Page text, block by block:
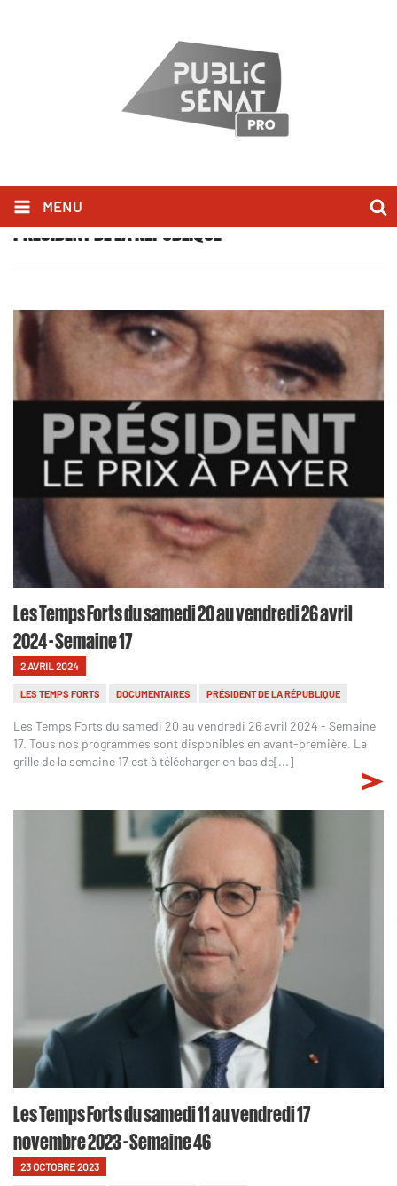
MENU
PRÉSIDENT DE LA RÉPUBLIQUE
Les Temps Forts du samedi 20 au vendredi 26 avril
2024 - Semaine 17
2 AVRIL 2024
LES TEMPS FORTS DOCUMENTAIRES PRÉSIDENT DE LA RÉPUBLIQUE
Les Temps Forts du samedi 20 au vendredi 26 avril 2024 - Semaine
17. Tous nos programmes sont disponibles en avant-première. La
grille de la semaine 17 est à télécharger en bas de[...]
Les Temps Forts du samedi 11 au vendredi 17
novembre 2023 - Semaine 46
23 OCTOBRE 2023